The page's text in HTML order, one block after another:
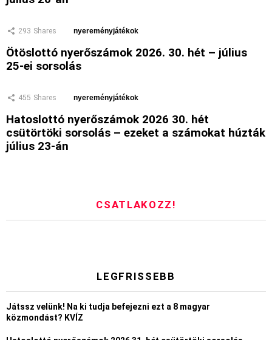
293 Shares nyereményjátékok
Ötöslottó nyerőszámok 2026. 30. hét – július
25-ei sorsolás
455 Shares nyereményjátékok
Hatoslottó nyerőszámok 2026 30. hét
csütörtöki sorsolás – ezeket a számokat húzták
július 23-án
CSATLAKOZZ!
LEGFRISSEBB
Játssz velünk! Na ki tudja befejezni ezt a 8 magyar
közmondást? KVÍZ